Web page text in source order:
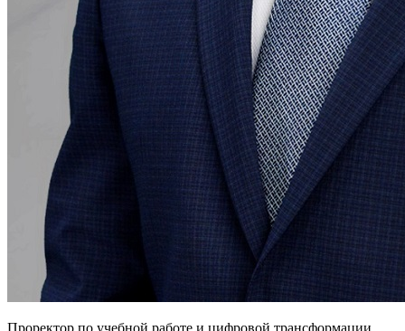
Проректор по учебной работе и цифровой трансформации,